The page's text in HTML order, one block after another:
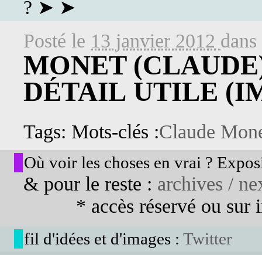
? ➤ ➤
Posté le 13 janvier 2012 dans
MONET
DÉTAIL UTILE
Tags: Mots-clés :Claude
Où voir les choses en vrai ?
& pour le reste : archives /
* accès réservé ou sur
fil d'idées et d'images : Twitter